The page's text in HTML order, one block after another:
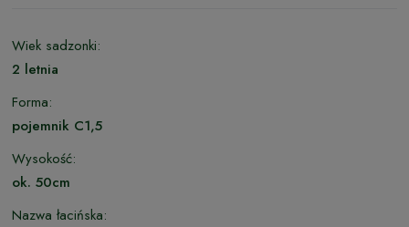
Wiek sadzonki:
2 letnia
Forma:
pojemnik C1,5
Wysokość:
ok. 50cm
Nazwa łacińska: